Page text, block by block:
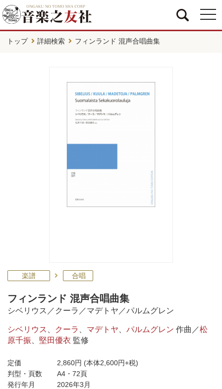
トップ 詳細検索 フィンランド 混声合唱曲集
楽譜 合唱
フィンランド 混声合唱曲集
シベリウス／クーラ／マデトヤ／パルムグレン
シベリウス クーラ マデトヤ パルムグレン 作曲／松
原千振
堅田優衣 監修
定価 2,860円 (本体2,600円+税)
判型・頁数
A4・72頁
発行年月
2026年3月